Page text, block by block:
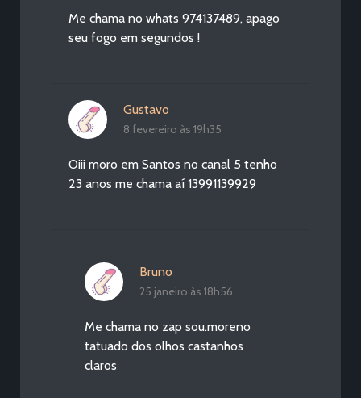
Me chama no whats 974137489, apago
seu fogo em segundos !
Gustavo
8 fevereiro às 19h35
Oiii moro em Santos no canal 5 tenho
23 anos me chama aí 13991139929
Bruno
25 janeiro às 18h56
Me chama no zap sou.moreno
tatuado dos olhos castanhos
claros